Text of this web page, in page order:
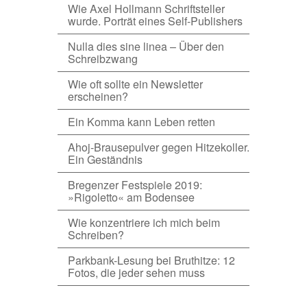
Wie Axel Hollmann Schriftsteller
wurde. Porträt eines Self-Publishers
Nulla dies sine linea – Über den
Schreibzwang
Wie oft sollte ein Newsletter
erscheinen?
Ein Komma kann Leben retten
Ahoj-Brausepulver gegen Hitzekoller.
Ein Geständnis
Bregenzer Festspiele 2019:
»Rigoletto« am Bodensee
Wie konzentriere ich mich beim
Schreiben?
Parkbank-Lesung bei Bruthitze: 12
Fotos, die jeder sehen muss